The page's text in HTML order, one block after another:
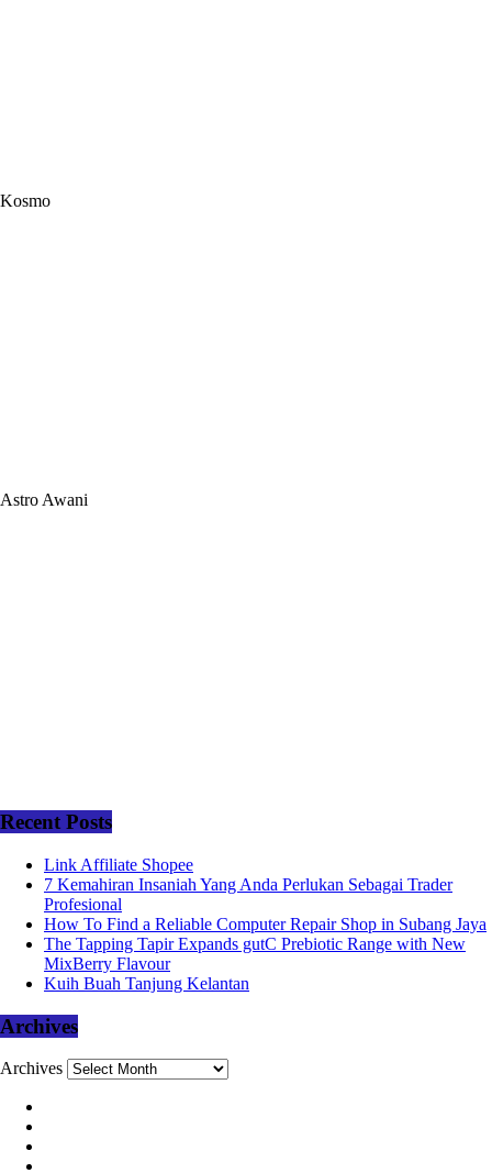
Kosmo
Astro Awani
Recent Posts
Link Affiliate Shopee
7 Kemahiran Insaniah Yang Anda Perlukan Sebagai Trader
Profesional
How To Find a Reliable Computer Repair Shop in Subang Jaya
The Tapping Tapir Expands gutC Prebiotic Range with New
MixBerry Flavour
Kuih Buah Tanjung Kelantan
Archives
Archives